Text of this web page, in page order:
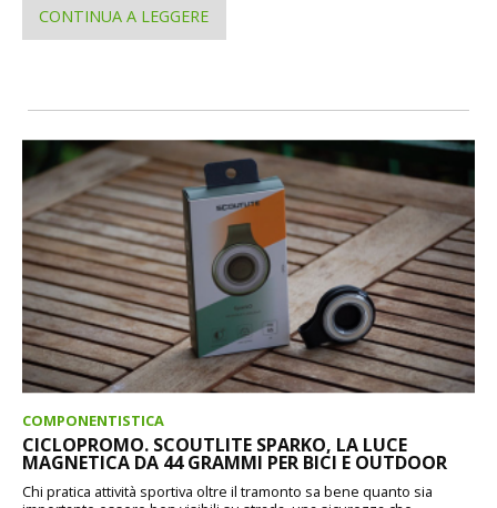
CONTINUA A LEGGERE
COMPONENTISTICA
CICLOPROMO. SCOUTLITE SPARKO, LA LUCE
MAGNETICA DA 44 GRAMMI PER BICI E OUTDOOR
Chi pratica attività sportiva oltre il tramonto sa bene quanto sia